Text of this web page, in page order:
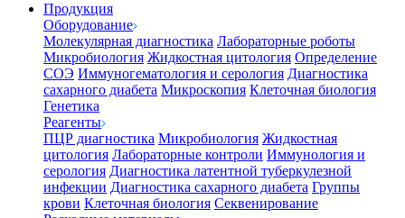
Продукция
Оборудование
Молекулярная диагностика Лабораторные роботы
Микробиология Жидкостная цитология Определение
СОЭ Иммуногематология и серология Диагностика
сахарного диабета Микроскопия Клеточная биология
Генетика
Реагенты
ПЦР диагностика Микробиология Жидкостная
цитология Лабораторные контроли Иммунология и
серология Диагностика латентной туберкулезной
инфекции Диагностика сахарного диабета Группы
крови Клеточная биология Секвенирование